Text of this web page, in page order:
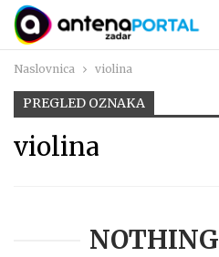
Naslovnica violina
PREGLED OZNAKA
violina